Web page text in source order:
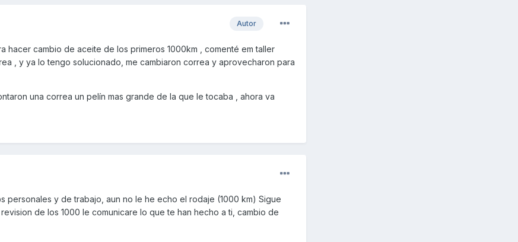
Autor
hacer cambio de aceite de los primeros 1000km , comenté em taller
, y ya lo tengo solucionado, me cambiaron correa y aprovecharon para
una correa un pelín mas grande de la que le tocaba , ahora va
personales y de trabajo, aun no le he echo el rodaje (1000 km) Sigue
de los 1000 le comunicare lo que te han hecho a ti, cambio de